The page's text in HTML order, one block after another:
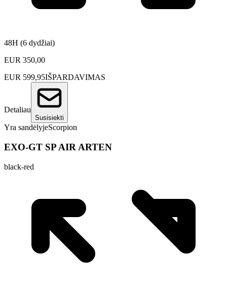
48H (6 dydžiai)
EUR 350,00
EUR 599,95IŠPARDAVIMAS
Detaliau
Susisiekti
Yra sandėlyjeScorpion
EXO-GT SP AIR ARTEN
black-red